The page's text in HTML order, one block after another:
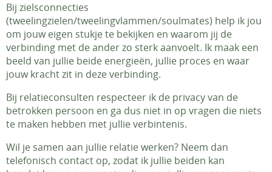
Bij zielsconnecties
(tweelingzielen/tweelingvlammen/soulmates) help ik jou
om jouw eigen stukje te bekijken en waarom jij de
verbinding met de ander zo sterk aanvoelt. Ik maak een
beeld van jullie beide energieën, jullie proces en waar
jouw kracht zit in deze verbinding.
Bij relatieconsulten respecteer ik de privacy van de
betrokken persoon en ga dus niet in op vragen die niets
te maken hebben met jullie verbintenis.
Wil je samen aan jullie relatie werken? Neem dan
telefonisch contact op, zodat ik jullie beiden kan